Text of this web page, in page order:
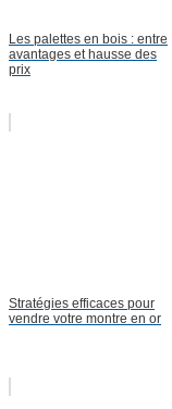
Les palettes en bois : entre
avantages et hausse des
prix
Stratégies efficaces pour
vendre votre montre en or